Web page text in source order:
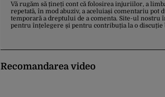
Vă rugăm să țineți cont că folosirea injuriilor, a
repetată, în mod abuziv, a aceluiași comentariu pot
temporară a dreptului de a comenta. Site-ul
pentru înțelegere și pentru contribuția la o discuție
Recomandarea video